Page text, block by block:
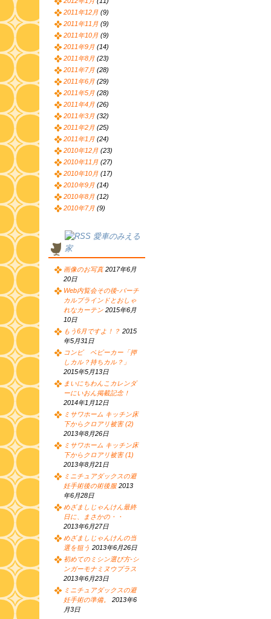
2011年12月 (9)
2011年11月 (9)
2011年10月 (9)
2011年9月 (14)
2011年8月 (23)
2011年7月 (28)
2011年6月 (29)
2011年5月 (28)
2011年4月 (26)
2011年3月 (32)
2011年2月 (25)
2011年1月 (24)
2010年12月 (23)
2010年11月 (27)
2010年10月 (17)
2010年9月 (14)
2010年8月 (12)
2010年7月 (9)
愛車のみえる
家
画像のお写真 2017年6月
20日
Web内覧会その後-バーチ
カルブラインドとおしゃ
れなカーテン 2015年6月
10日
もう6月ですよ！？ 2015
年5月31日
コンビ ベビーカー「押
しカル？持ちカル？」
2015年5月13日
まいにちわんこカレンダ
ーにいおん掲載記念！
2014年1月12日
ミサワホーム キッチン床
下からクロアリ被害 (2)
2013年8月26日
ミサワホーム キッチン床
下からクロアリ被害 (1)
2013年8月21日
ミニチュアダックスの避
妊手術後の術後服 2013
年6月28日
めざましじゃんけん最終
日に、まさかの・・
2013年6月27日
めざましじゃんけんの当
選を狙う 2013年6月26日
初めてのミシン選び方-シ
ンガーモナミヌウプラス
2013年6月23日
ミニチュアダックスの避
妊手術の準備。
2013年6
月3日